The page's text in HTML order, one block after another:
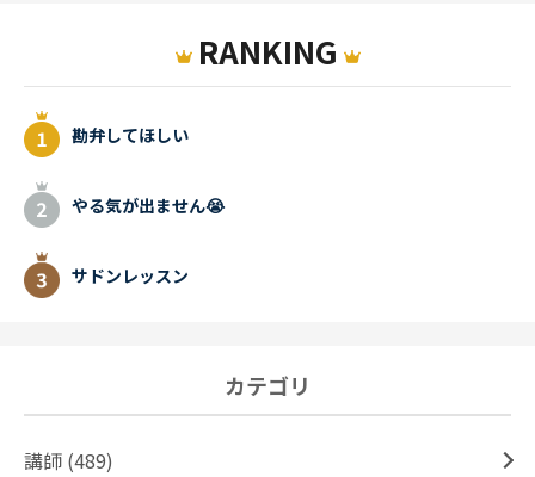
RANKING
勘弁してほしい
やる気が出ません😭
サドンレッスン
カテゴリ
講師 (489)